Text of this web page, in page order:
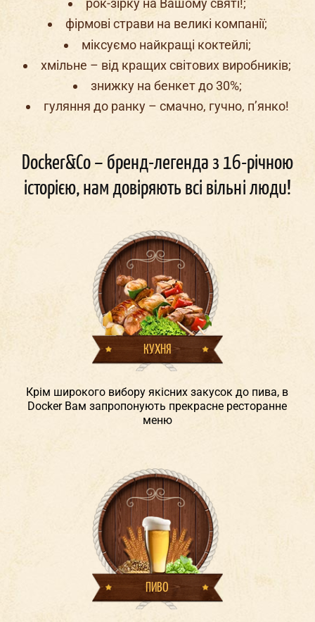
рок-зірку на Вашому святі!;
фірмові страви на великі компанії;
міксуємо найкращі коктейлі;
хмільне – від кращих світових виробників;
знижку на бенкет до 30%;
гуляння до ранку – смачно, гучно, п’янко!
Docker&Co – бренд-легенда з 16-річною
історією, нам довіряють всі вільні люди!
КУХНЯ
Крім широкого вибору якісних закусок до пива, в
Docker Вам запропонують прекрасне ресторанне
меню
ПИВО